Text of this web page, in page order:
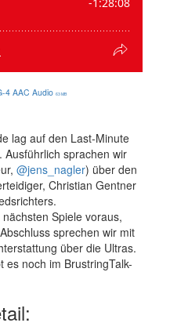
4 AAC Audio 63 MB
lag auf den Last-Minute
sprachen wir
@jens_nagler) über den
Christian Gentner
Spiele voraus,
sprechen wir mit
über die Ultras.
es noch im BrustringTalk-